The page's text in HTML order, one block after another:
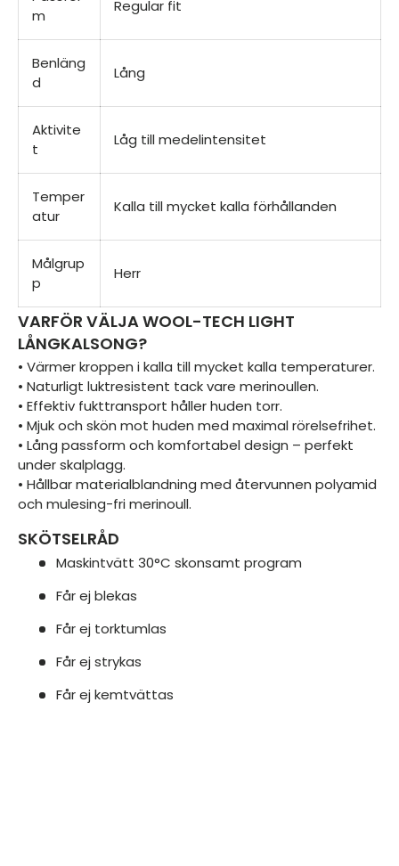
m
Regular fit
Benläng
d
Lång
Aktivite
t
Låg till medelintensitet
Temper
atur
Kalla till mycket kalla förhållanden
Målgrup
p
Herr
VARFÖR VÄLJA WOOL-TECH LIGHT
LÅNGKALSONG?
• Värmer kroppen i kalla till mycket kalla temperaturer.
• Naturligt luktresistent tack vare merinoullen.
• Effektiv fukttransport håller huden torr.
• Mjuk och skön mot huden med maximal rörelsefrihet.
• Lång passform och komfortabel design – perfekt
under skalplagg.
• Hållbar materialblandning med återvunnen polyamid
och mulesing-fri merinoull.
SKÖTSELRÅD
Maskintvätt 30°C skonsamt program
Får ej blekas
Får ej torktumlas
Får ej strykas
Får ej kemtvättas